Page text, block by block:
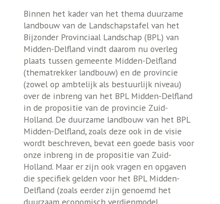
Binnen het kader van het thema duurzame
landbouw van de Landschapstafel van het
Bijzonder Provinciaal Landschap (BPL) van
Midden-Delfland vindt daarom nu overleg
plaats tussen gemeente Midden-Delfland
(thematrekker landbouw) en de provincie
(zowel op ambtelijk als bestuurlijk niveau)
over de inbreng van het BPL Midden-Delfland
in de propositie van de provincie Zuid-
Holland. De duurzame landbouw van het BPL
Midden-Delfland, zoals deze ook in de visie
wordt beschreven, bevat een goede basis voor
onze inbreng in de propositie van Zuid-
Holland. Maar er zijn ook vragen en opgaven
die specifiek gelden voor het BPL Midden-
Delfland (zoals eerder zijn genoemd het
duurzaam economisch verdienmodel,